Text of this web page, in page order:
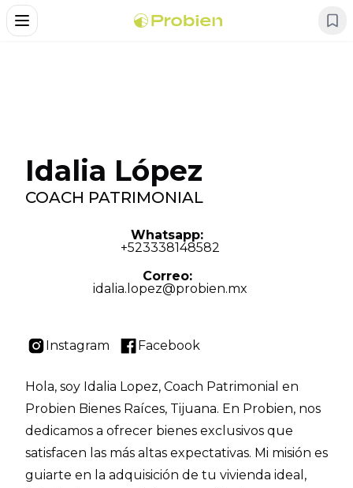
Alternar Menu
Idalia López
COACH PATRIMONIAL
Whatsapp:
+523338148582
Correo:
idalia.lopez@probien.mx
Instagram Facebook
Hola, soy Idalia Lopez, Coach Patrimonial en
Probien Bienes Raíces, Tijuana. En Probien, nos
dedicamos a ofrecer bienes exclusivos que
satisfacen las más altas expectativas. Mi misión es
guiarte en la adquisición de tu vivienda ideal,